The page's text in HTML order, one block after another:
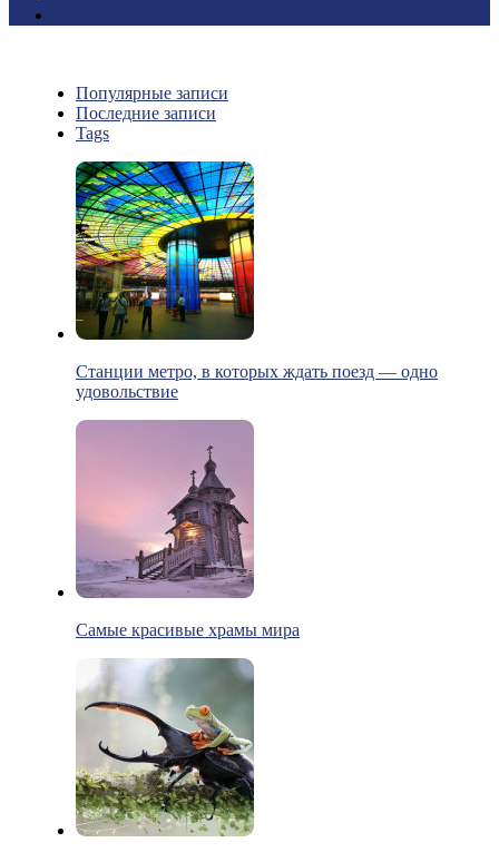
Популярные записи
Последние записи
Tags
Станции метро, в которых ждать поезд — одно
удовольствие
Самые красивые храмы мира